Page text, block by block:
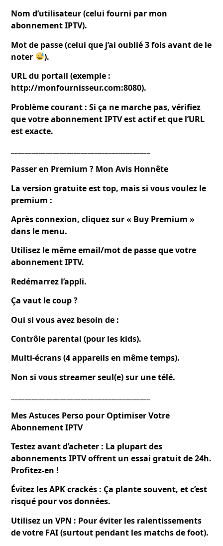
Nom d’utilisateur (celui fourni par mon
abonnement IPTV).
Mot de passe (celui que j’ai oublié 3 fois avant de le
noter
).
URL du portail (exemple :
http://monfournisseur.com:8080).
Problème courant : Si ça ne marche pas, vérifiez
que votre abonnement IPTV est actif et que l’URL
est exacte.
Passer en Premium ? Mon Avis Honnête
La version gratuite est top, mais si vous voulez le
premium :
Après connexion, cliquez sur « Buy Premium »
dans le menu.
Utilisez le même email/mot de passe que votre
abonnement IPTV.
Redémarrez l’appli.
Ça vaut le coup ?
Oui si vous avez besoin de :
Contrôle parental (pour les kids).
Multi-écrans (4 appareils en même temps).
Non si vous streamer seul(e) sur une télé.
Mes Astuces Perso pour Optimiser Votre
Abonnement IPTV
Testez avant d’acheter : La plupart des
abonnements IPTV offrent un essai gratuit de 24h.
Profitez-en !
Évitez les APK crackés : Ça plante souvent, et c’est
risqué pour vos données.
Utilisez un VPN : Pour éviter les ralentissements
de votre FAI (surtout pendant les matchs de foot).